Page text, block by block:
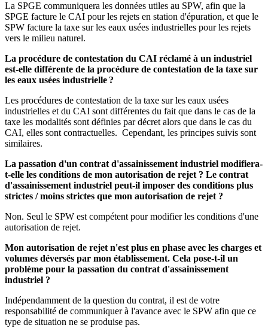
La SPGE communiquera les données utiles au SPW, afin que la
SPGE facture le CAI pour les rejets en station d'épuration, et que le
SPW facture la taxe sur les eaux usées industrielles pour les rejets
vers le milieu naturel.
La procédure de contestation du CAI réclamé à un industriel
est-elle différente de la procédure de contestation de la taxe sur
les eaux usées industrielle ?
Les procédures de contestation de la taxe sur les eaux usées
industrielles et du CAI sont différentes du fait que dans le cas de la
taxe les modalités sont définies par décret alors que dans le cas du
CAI, elles sont contractuelles. Cependant, les principes suivis sont
similaires.
La passation d'un contrat d'assainissement industriel modifiera-
t-elle les conditions de mon autorisation de rejet ? Le contrat
d'assainissement industriel peut-il imposer des conditions plus
strictes / moins strictes que mon autorisation de rejet ?
Non. Seul le SPW est compétent pour modifier les conditions d'une
autorisation de rejet.
Mon autorisation de rejet n'est plus en phase avec les charges et
volumes déversés par mon établissement. Cela pose-t-il un
problème pour la passation du contrat d'assainissement
industriel ?
Indépendamment de la question du contrat, il est de votre
responsabilité de communiquer à l'avance avec le SPW afin que ce
type de situation ne se produise pas.